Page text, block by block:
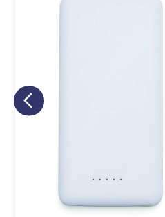
sua privacidade,
de marketing. Você pode
Iniciar